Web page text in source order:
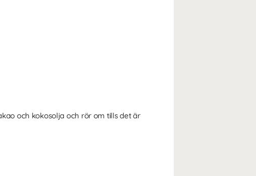
och kokosolja och rör om tills det är